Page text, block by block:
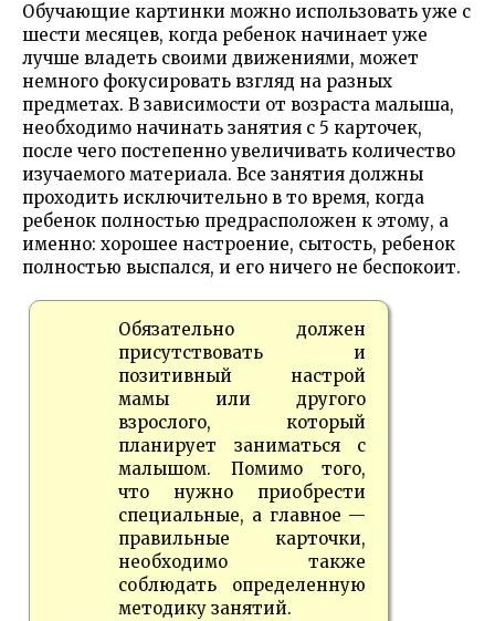
Обучающие картинки можно использовать уже с
шести месяцев, когда ребенок начинает уже
лучше владеть своими движениями, может
немного фокусировать взгляд на разных
предметах. В зависимости от возраста малыша,
необходимо начинать занятия с 5 карточек,
после чего постепенно увеличивать количество
изучаемого материала. Все занятия должны
проходить исключительно в то время, когда
ребенок полностью предрасположен к этому, а
именно: хорошее настроение, сытость, ребенок
полностью выспался, и его ничего не беспокоит.
Обязательно должен
присутствовать и
позитивный настрой
мамы или другого
взрослого, который
планирует заниматься с
малышом. Помимо того,
что нужно приобрести
специальные, а главное —
правильные карточки,
необходимо также
соблюдать определенную
методику занятий.